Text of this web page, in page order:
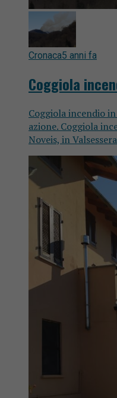
Cronaca5 anni fa
Coggiola
Coggiola incendio
azione. Coggiola
Noveis, in